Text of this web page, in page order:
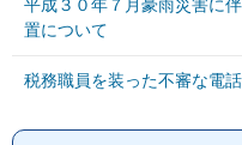
平成３０年７月豪雨災害に
置について
税務職員を装った不審な電